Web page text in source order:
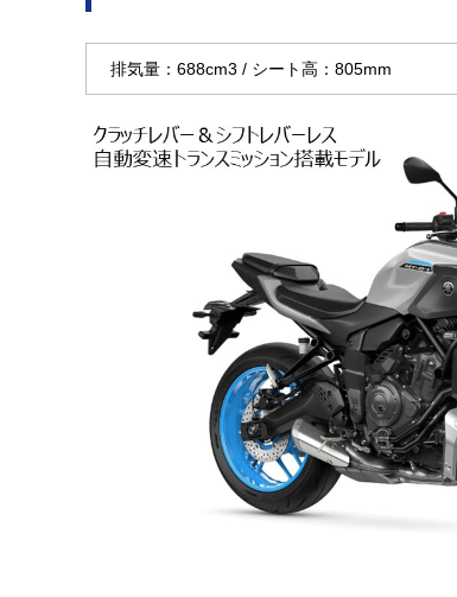
排気量：688cm3 シート高：805mm